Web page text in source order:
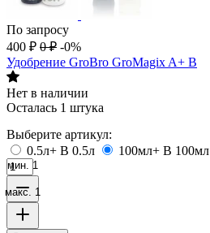
По запросу
400 ₽ 0 ₽ -0%
Удобрение GroBro GroMagix A+ B
Нет в наличии
Осталась 1 штука
Выберите артикул:
0.5л+ B 0.5л
100мл+ B 100мл
мин. 1
макс. 1